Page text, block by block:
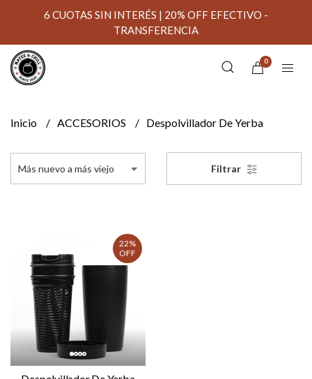
6 CUOTAS SIN INTERÉS | 20% OFF EFECTIVO -
TRANSFERENCIA
0
Inicio ACCESORIOS Despolvillador De Yerba
Filtrar
22%
OFF